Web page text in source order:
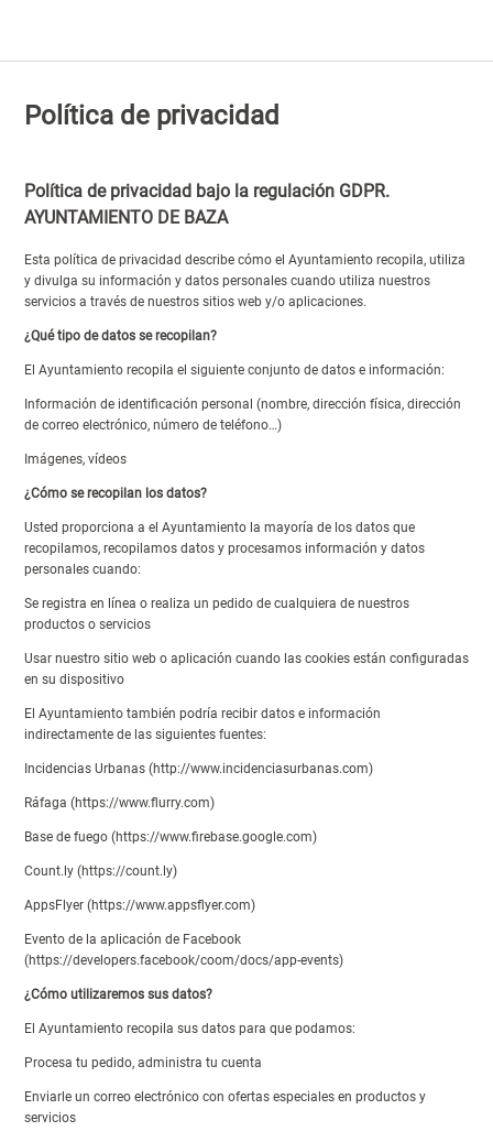
Política de privacidad
Política de privacidad bajo la regulación GDPR.
AYUNTAMIENTO DE BAZA
Esta política de privacidad describe cómo el Ayuntamiento recopila, utiliza
y divulga su información y datos personales cuando utiliza nuestros
servicios a través de nuestros sitios web y/o aplicaciones.
¿Qué tipo de datos se recopilan?
El Ayuntamiento recopila el siguiente conjunto de datos e información:
Información de identificación personal (nombre, dirección física, dirección
de correo electrónico, número de teléfono…)
Imágenes, vídeos
¿Cómo se recopilan los datos?
Usted proporciona a el Ayuntamiento la mayoría de los datos que
recopilamos, recopilamos datos y procesamos información y datos
personales cuando:
Se registra en línea o realiza un pedido de cualquiera de nuestros
productos o servicios
Usar nuestro sitio web o aplicación cuando las cookies están configuradas
en su dispositivo
El Ayuntamiento también podría recibir datos e información
indirectamente de las siguientes fuentes:
Incidencias Urbanas (http://www.incidenciasurbanas.com)
Ráfaga (https://www.flurry.com)
Base de fuego (https://www.firebase.google.com)
Count.ly (https://count.ly)
AppsFlyer (https://www.appsflyer.com)
Evento de la aplicación de Facebook
(https://developers.facebook/coom/docs/app-events)
¿Cómo utilizaremos sus datos?
El Ayuntamiento recopila sus datos para que podamos:
Procesa tu pedido, administra tu cuenta
Enviarle un correo electrónico con ofertas especiales en productos y
servicios